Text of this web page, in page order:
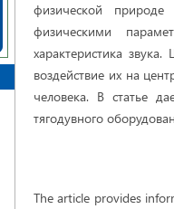
физической
физическими
характеристика
воздействие их на
человека. В статье
тягодувного
The article provides